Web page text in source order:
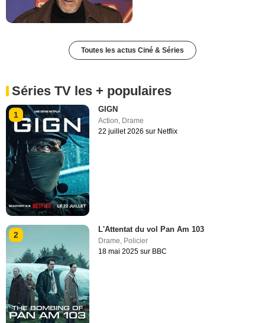
Toutes les actus Ciné & Séries
Séries TV les + populaires
1
GIGN
Action, Drame
22 juillet 2026 sur Netflix
2
L'Attentat du vol Pan Am 103
Drame, Policier
18 mai 2025 sur BBC